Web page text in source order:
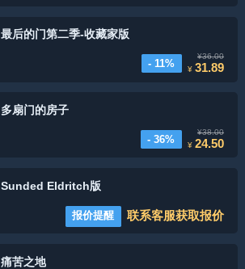
最后的门第二季-收藏家版
- 11%
¥36.00
¥31.89
多扇门的房子
- 36%
¥38.00
¥24.50
Sunded Eldritch版
报价提醒 联系客服获取报价
痛苦之地